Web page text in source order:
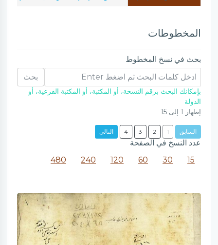
المخطوطات
بحث في نسخ المخطوط
بحث
بإمكانك البحث برقم النسخة، أو المكتبة، أو المكتبة الفرعية، أو
الدولة
إظهار 1 إلى 15
السابق 1
2
3
4 التالي
عدد النسخ في الصفحة
15
30
60
120
240
480